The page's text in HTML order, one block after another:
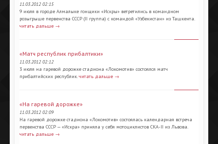
11.03.2012 02:15
9 июля в городе Алмалыке гонщики «Искры» ветретились в командном
розыгрыше первенства СССР (II группа) с командой «Узбекистан» из Ташкента.
читать дальше →
«Матч республик прибалтики»
11.03.2012 02:12
3 июля на гаревой дорожке стадиона «Локомотив» состоялся матч
прибалтийских республик.читать дальше →
«На гаревой дорожке»
11.03.2012 02:09
На гаревой дорожке стадиона «Локомотив» состоялась календарная встреча
первенства СССР — «Искра» приняла у себя мотоциклистов СКА-II из Львова.
читать дальше →